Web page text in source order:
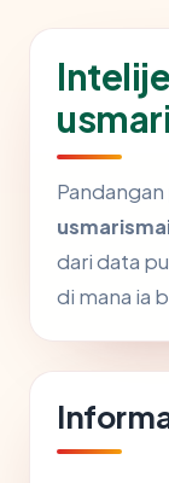
dari data
di mana ia